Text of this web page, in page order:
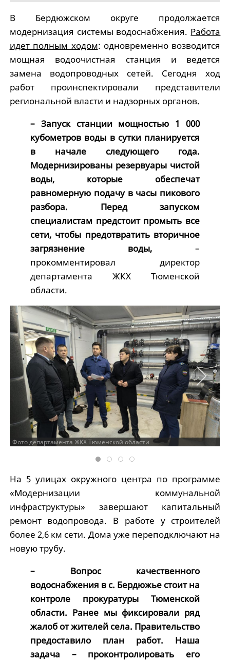
В Бердюжском округе продолжается
модернизация системы водоснабжения. Работа
идет полным ходом: одновременно возводится
мощная водоочистная станция и ведется
замена водопроводных сетей. Сегодня ход
работ проинспектировали представители
региональной власти и надзорных органов.
– Запуск станции мощностью 1 000
кубометров воды в сутки планируется
в начале следующего года.
Модернизированы резервуары чистой
воды, которые обеспечат
равномерную подачу в часы пикового
разбора. Перед запуском
специалистам предстоит промыть все
сети, чтобы предотвратить вторичное
загрязнение воды,–
прокомментировал директор
департамента ЖКХ Тюменской
области.
Фото департамента ЖКХ Тюменской области
На 5 улицах окружного центра по программе
«Модернизации коммунальной
инфраструктуры» завершают капитальный
ремонт водопровода. В работе у строителей
более 2,6 км сети. Дома уже переподключают на
новую трубу.
– Вопрос качественного
водоснабжения в с. Бердюжье стоит на
контроле прокуратуры Тюменской
области. Ранее мы фиксировали ряд
жалоб от жителей села. Правительство
предоставило план работ. Наша
задача – проконтролировать его